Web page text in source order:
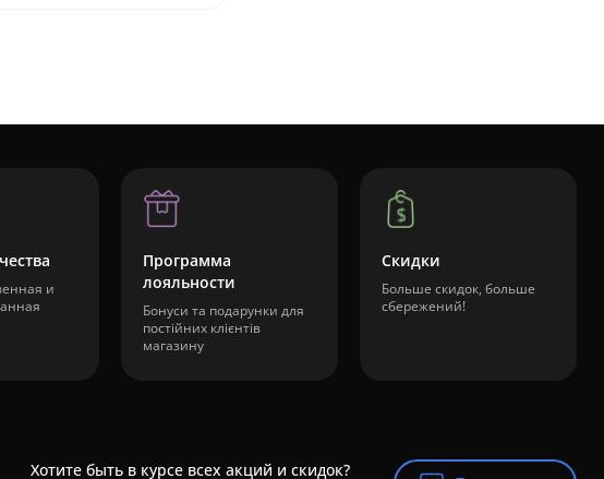
и
Программа
лояльности
Бонуси та подарунки для
постійних клієнтів
магазину
Скидки
Больше скидок, больше
сбережений!
Хотите быть в курсе всех акций и скидок?